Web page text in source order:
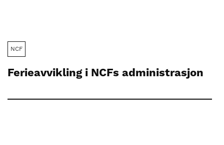
NCF
Ferieavvikling i NCFs administrasjon